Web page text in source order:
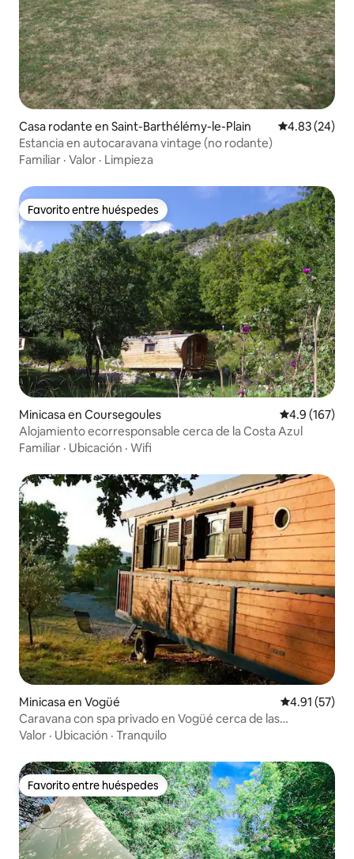
Casa rodante en Saint-Barthélémy-le-Plain Calificación
4.83 (24)
Estancia en autocaravana vintage (no rodante)
Familiar · Valor · Limpieza
Favorito entre huéspedes
Favorito entre huéspedes
Minicasa en Coursegoules Calificación
4.9 (167)
Alojamiento ecorresponsable cerca de la Costa Azul
Familiar · Ubicación · Wifi
Minicasa en Vogüé Calificación
4.91 (57)
Caravana con spa privado en Vogüé cerca de las
gargantas
Valor · Ubicación · Tranquilo
Favorito entre huéspedes
Favorito entre huéspedes